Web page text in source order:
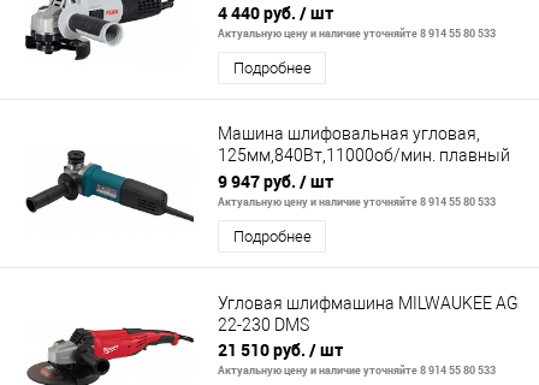
4 440 руб. / шт
Актуальную цену и наличие уточняйте 8 914 55 80 533
Подробнее
Машина шлифовальная угловая,
125мм,840Вт,11000об/мин. плавный
пуск, функция антирестарта
9 947 руб. / шт
Актуальную цену и наличие уточняйте 8 914 55 80 533
Подробнее
Угловая шлифмашина MILWAUKEE AG
22-230 DMS
21 510 руб. / шт
Актуальную цену и наличие уточняйте 8 914 55 80 533